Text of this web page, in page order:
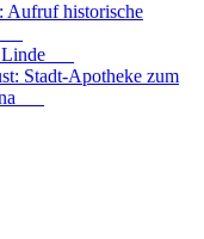
Aufruf historische
Stadt-Apotheke zum